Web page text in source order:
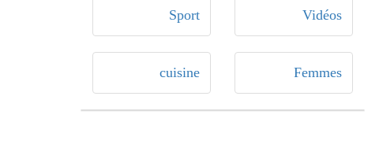
Vidéos
Sport
Femmes
cuisine